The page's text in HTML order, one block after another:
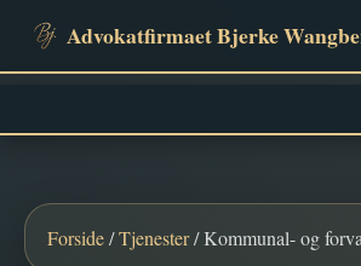
Advokatfirmaet Bjerke
Tjenester
Forside/Tjenester/ Kommunal- og